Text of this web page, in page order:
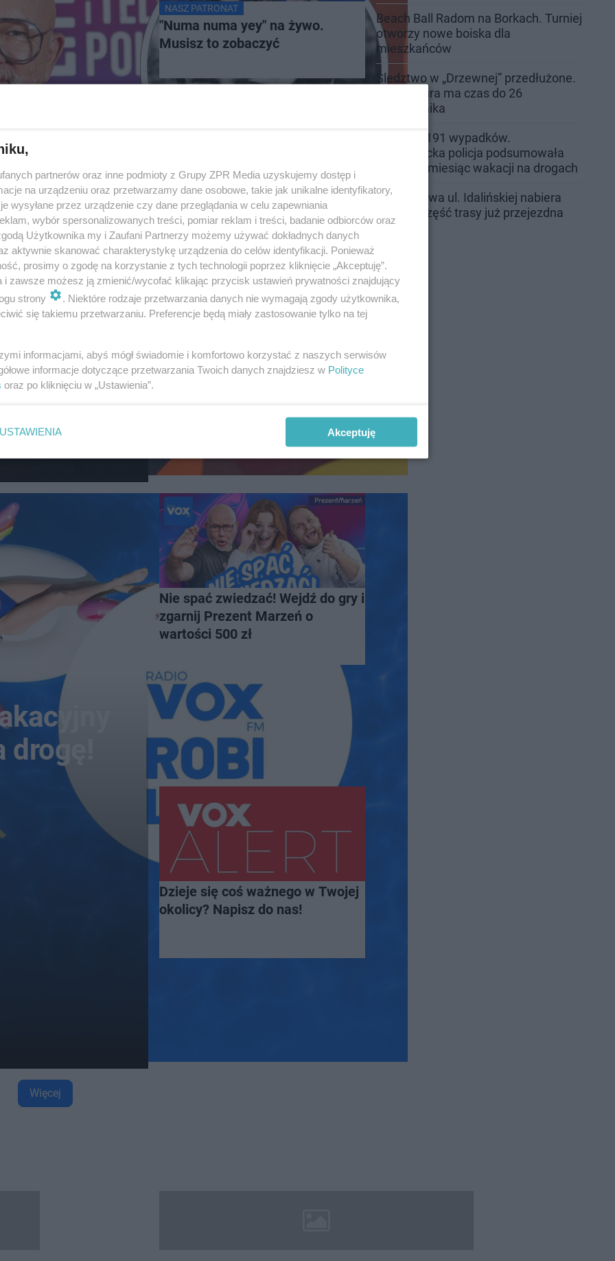
NASZ PATRONAT
"Numa numa yey" na żywo.
Musisz to zobaczyć
29
ECHA PO FINALE
Zwycięzcy "Love Island" w ogniu
Nie spać zwiedzać! Wejdź do gry i
zgarnij Prezent Marzeń o
wartości 500 zł
Dzieje się coś ważnego w Twojej
okolicy? Napisz do nas!
Więcej
Beach Ball Radom na Borkach. Turniej
otworzy nowe boiska dla
mieszkańców
Śledztwo w „Drzewnej” przedłużone.
Prokuratura ma czas do 26
października
16 ofiar i 191 wypadków.
Mazowiecka policja podsumowała
pierwszy miesiąc wakacji na drogach
Przebudowa ul. Idalińskiej nabiera
tempa. Część trasy już przejezdna
partnerów oraz inne podmioty z Grupy ZPR Media uzyskujemy dostęp i
na urządzeniu oraz przetwarzamy dane osobowe, takie jak unikalne identyfikatory,
wysyłane przez urządzenie czy dane przeglądania w celu zapewniania
wybór spersonalizowanych treści, pomiar reklam i treści, badanie odbiorców oraz
Użytkownika my i Zaufani Partnerzy możemy używać dokładnych danych
aktywnie skanować charakterystykę urządzenia do celów identyfikacji. Ponieważ
prosimy o zgodę na korzystanie z tych technologii poprzez kliknięcie „Akceptuję”.
i zawsze możesz ją zmienić/wycofać klikając przycisk ustawień prywatności znajdujący
strony
. Niektóre rodzaje przetwarzania danych nie wymagają zgody użytkownika,
się takiemu przetwarzaniu. Preferencje będą miały zastosowanie tylko na tej
informacjami, abyś mógł świadomie i komfortowo korzystać z naszych serwisów
informacje dotyczące przetwarzania Twoich danych znajdziesz w Polityce
oraz po kliknięciu w „Ustawienia”.
USTAWIENIA Akceptuję